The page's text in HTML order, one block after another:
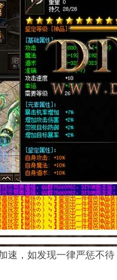
速，如发现一律严惩不